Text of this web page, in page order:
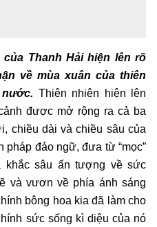
Thanh Hải hiện lên rõ
về mùa xuân của thiên
Thiên nhiên hiện lên
được mở rộng ra cả ba
chiều dài và chiều sâu của
đảo ngữ, đưa từ “mọc”
khắc sâu ấn tượng về sức
và vươn về phía ánh sáng
bông hoa kia đã làm cho
sức sống kì diệu của nó